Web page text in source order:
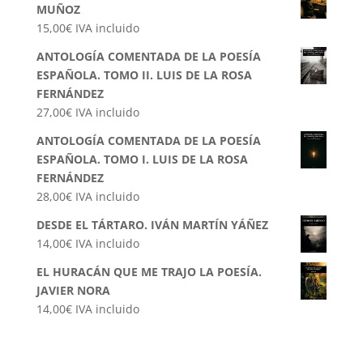
MUÑOZ
15,00€ IVA incluido
ANTOLOGÍA COMENTADA DE LA POESÍA
ESPAÑOLA. TOMO II. LUIS DE LA ROSA
FERNÁNDEZ
27,00€ IVA incluido
ANTOLOGÍA COMENTADA DE LA POESÍA
ESPAÑOLA. TOMO I. LUIS DE LA ROSA
FERNÁNDEZ
28,00€ IVA incluido
DESDE EL TÁRTARO. IVÁN MARTÍN YÁÑEZ
14,00€ IVA incluido
EL HURACÁN QUE ME TRAJO LA POESÍA.
JAVIER NORA
14,00€ IVA incluido